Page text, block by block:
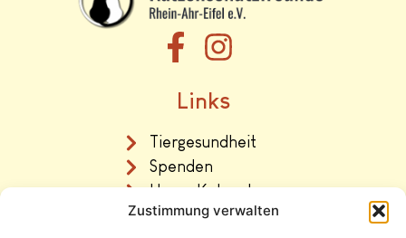
Zustimmung verwalten
Links
Tiergesundheit
Spenden
Unser Katzenhaus
Vermittlung